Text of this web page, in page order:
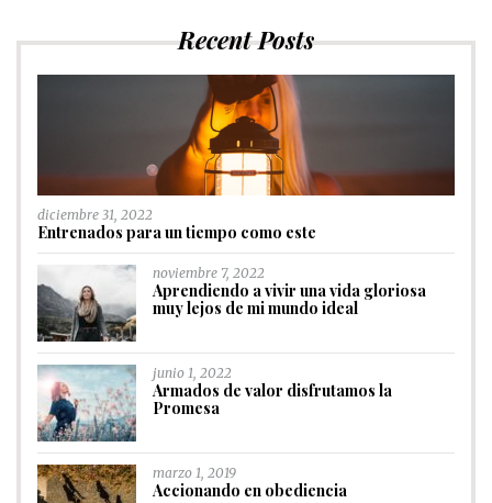
Recent Posts
diciembre 31, 2022
Entrenados para un tiempo como este
noviembre 7, 2022
Aprendiendo a vivir una vida gloriosa
muy lejos de mi mundo ideal
junio 1, 2022
Armados de valor disfrutamos la
Promesa
marzo 1, 2019
Accionando en obediencia